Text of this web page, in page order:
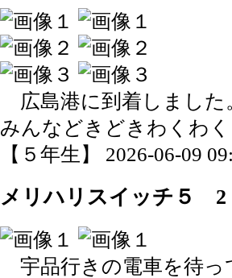
広島港に到着しました
みんなどきどきわくわ
【５年生】 2026-06-09
メリハリスイッチ５ 2
宇品行きの電車を待っ